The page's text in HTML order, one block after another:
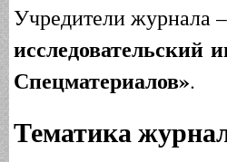
Учредители журнала –
исследовательский
Спецматериалов».
Тематика